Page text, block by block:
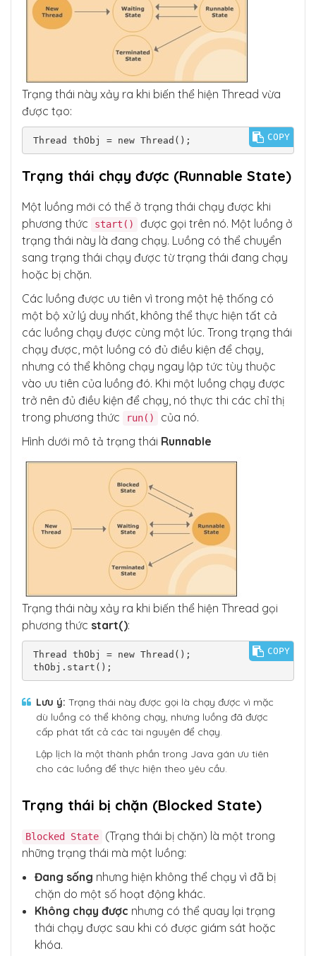
Trạng thái này xảy ra khi biến thể hiện Thread vừa
được tạo:
Thread thObj = new Thread(); COPY
Trạng thái chạy được (Runnable State)
Một luồng mới có thể ở trạng thái chạy được khi
phương thức
start()
được gọi trên nó. Một luồng ở
trạng thái này là đang chạy. Luồng có thể chuyển
sang trạng thái chạy được từ trạng thái đang chạy
hoặc bị chặn.
Các luồng được ưu tiên vì trong một hệ thống có
một bộ xử lý duy nhất, không thể thực hiện tất cả
các luồng chạy được cùng một lúc. Trong trạng thái
chạy được, một luồng có đủ điều kiện để chạy,
nhưng có thể không chạy ngay lập tức tùy thuộc
vào ưu tiên của luồng đó. Khi một luồng chạy được
trở nên đủ điều kiện để chạy, nó thực thi các chỉ thị
trong phương thức
run()
của nó.
Hình dưới mô tả trạng thái Runnable
Trạng thái này xảy ra khi biến thể hiện Thread gọi
phương thức start():
Thread thObj = new Thread();
thObj.start();
COPY
Lưu ý: Trạng thái này được gọi là chạy được vì mặc
dù luồng có thể không chạy, nhưng luồng đã được
cấp phát tất cả các tài nguyên để chạy.
Lập lịch là một thành phần trong Java gán ưu tiên
cho các luồng để thực hiện theo yêu cầu.
Trạng thái bị chặn (Blocked State)
Blocked State
(Trạng thái bị chặn) là một trong
những trạng thái mà một luồng:
Đang sống nhưng hiện không thể chạy vì đã bị
chặn do một số hoạt động khác.
Không chạy được nhưng có thể quay lại trạng
thái chạy được sau khi có được giám sát hoặc
khóa.